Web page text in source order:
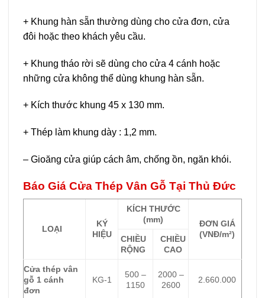
+ Khung hàn sẵn thường dùng cho cửa đơn, cửa
đôi hoặc theo khách yêu cầu.
+ Khung tháo rời sẽ dùng cho cửa 4 cánh hoặc
những cửa không thể dùng khung hàn sẵn.
+ Kích thước khung 45 x 130 mm.
+ Thép làm khung dày : 1,2 mm.
– Gioăng cửa giúp cách âm, chống ồn, ngăn khói.
Báo Giá Cửa Thép Vân Gỗ Tại Thủ Đức
LOẠI
KÝ
HIỆU
KÍCH THƯỚC
(mm)
ĐƠN GIÁ
(VNĐ/m²)
CHIỀU
RỘNG
CHIỀU
CAO
Cửa thép vân
gỗ 1 cánh
đơn
KG-1
500 –
1150
2000 –
2600
2.660.000